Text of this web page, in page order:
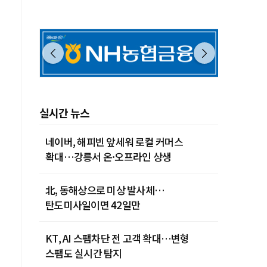
실시간 뉴스
네이버, 해피빈 앞세워 로컬 커머스
확대…강릉서 온·오프라인 상생
北, 동해상으로 미상 발사체…
탄도미사일이면 42일만
KT, AI 스팸차단 전 고객 확대…변형
스팸도 실시간 탐지